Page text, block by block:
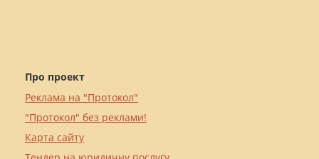
Про проект
Реклама на "Протокол"
"Протокол" без реклами!
Карта сайту